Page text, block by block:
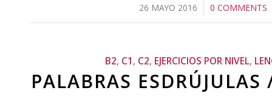
26 MAYO 2016
/ 0 COMMENTS
/
B2, C1 , C2, EJERCICIOS POR NIVEL,
PALABRAS